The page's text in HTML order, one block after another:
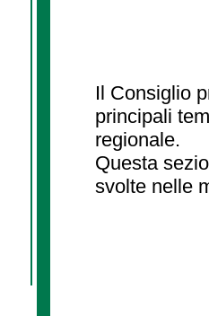
Il Consiglio
principali
regionale.
Questa
svolte nelle